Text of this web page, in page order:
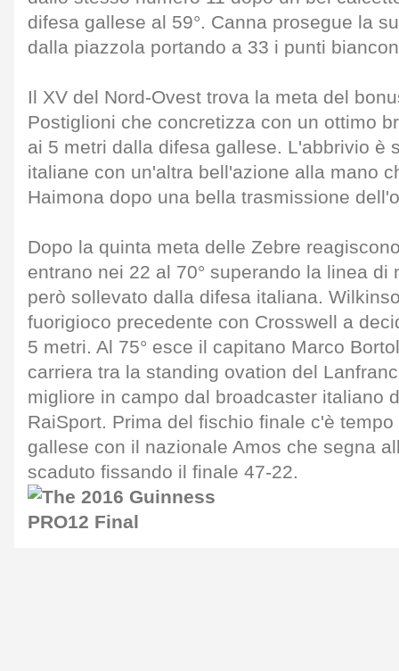
difesa gallese al 59°. Canna prosegue la
dalla piazzola portando a 33 i punti
Il XV del Nord-Ovest trova la meta del
Postiglioni che concretizza con un ottimo
ai 5 metri dalla difesa gallese. L'abbrivio è
italiane con un'altra bell'azione alla mano
Haimona dopo una bella trasmissione
Dopo la quinta meta delle Zebre
entrano nei 22 al 70° superando la linea di
però sollevato dalla difesa italiana.
fuorigioco precedente con Crosswell a
5 metri. Al 75° esce il capitano Marco
carriera tra la standing ovation del
migliore in campo dal broadcaster italiano
RaiSport. Prima del fischio finale c'è
gallese con il nazionale Amos che segna
scaduto fissando il finale 47-22.